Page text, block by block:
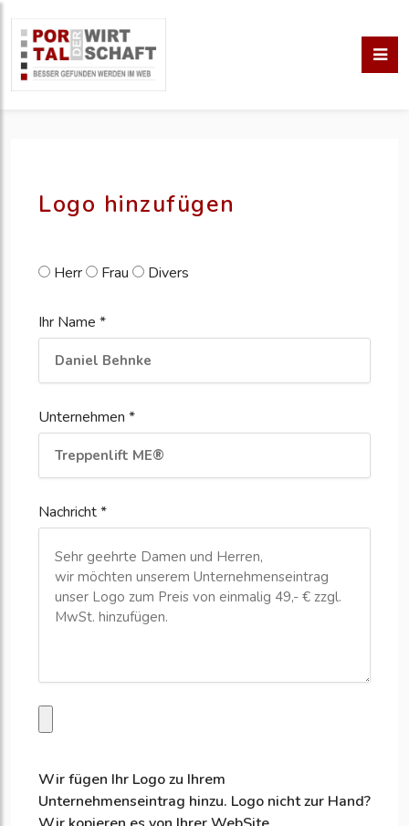
erstellen
Logo hinzufügen
Herr Frau Divers
Ihr Name *
Unternehmen *
Nachricht *
Wir fügen Ihr Logo zu Ihrem
Unternehmenseintrag hinzu. Logo nicht zur Hand?